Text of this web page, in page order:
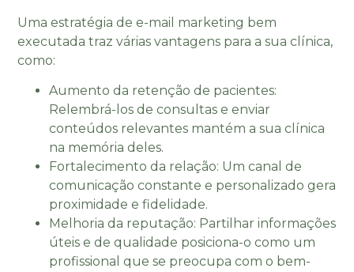
Uma estratégia de e-mail marketing bem
executada traz várias vantagens para a sua clínica,
como:
Aumento da retenção de pacientes:
Relembrá-los de consultas e enviar
conteúdos relevantes mantém a sua clínica
na memória deles.
Fortalecimento da relação: Um canal de
comunicação constante e personalizado gera
proximidade e fidelidade.
Melhoria da reputação: Partilhar informações
úteis e de qualidade posiciona-o como um
profissional que se preocupa com o bem-